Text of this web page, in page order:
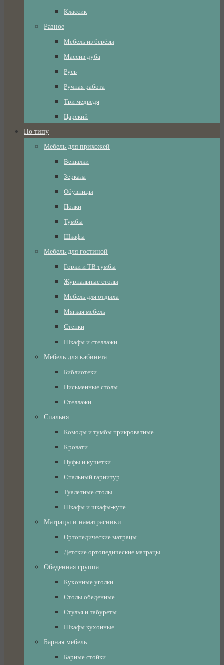
Классик
Разное
Мебель из берёзы
Массив дуба
Русь
Ручная работа
Три медведя
Царский
По типу
Мебель для прихожей
Вешалки
Зеркала
Обувницы
Полки
Тумбы
Шкафы
Мебель для гостиной
Горки и ТВ тумбы
Журнальные столы
Мебель для отдыха
Мягкая мебель
Стенки
Шкафы и стеллажи
Мебель для кабинета
Библиотеки
Письменные столы
Стеллажи
Спальня
Комоды и тумбы прикроватные
Кровати
Пуфы и кушетки
Спальный гарнитур
Туалетные столы
Шкафы и шкафы-купе
Матрацы и наматрасники
Ортопедические матрацы
Детские ортопедические матрацы
Обеденная группа
Кухонные уголки
Столы обеденные
Стулья и табуреты
Шкафы кухонные
Барная мебель
Барные стойки